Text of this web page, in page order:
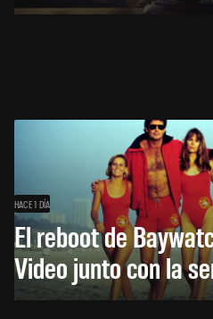
HACE 1 DÍA
El reboot de
Video junto con la